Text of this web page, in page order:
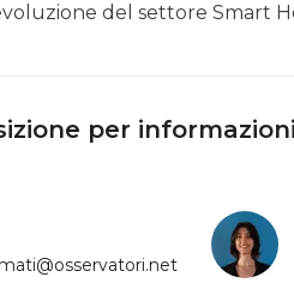
del settore Smart
per